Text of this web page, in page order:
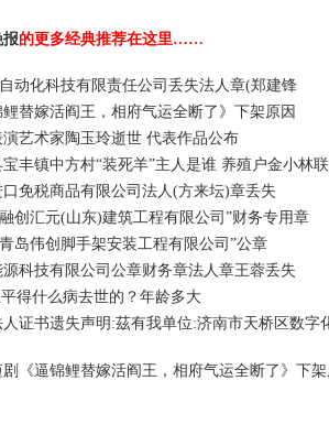
报的更多经典推荐在这里……
动化科技有限责任公司丢失法人章(郑建锋
替嫁活阎王，相府气运全断了》下架原因
艺术家陶玉玲逝世 代表作品公布
丰镇中方村“装死羊”主人是谁 养殖户金小林
免税商品有限公司法人(方来坛)章丢失
创汇元(山东)建筑工程有限公司”财务专用章
岛伟创脚手架安装工程有限公司”公章
科技有限公司公章财务章法人章王蓉丢失
得什么病去世的？年龄多大
证书遗失声明:茲有我单位:济南市天桥区数字
剧《逼锦鲤替嫁活阎王，相府气运全断了》下架